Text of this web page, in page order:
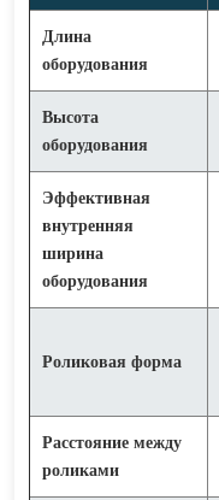
Длина
оборудования
Высота
оборудования
Эффективная
внутренняя
ширина
оборудования
Роликовая форма
Расстояние между
роликами